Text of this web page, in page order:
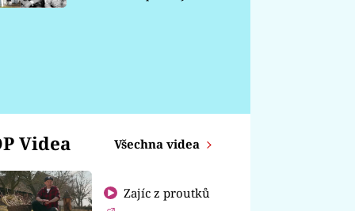
Videa Všechna videa
Zajíc z proutků